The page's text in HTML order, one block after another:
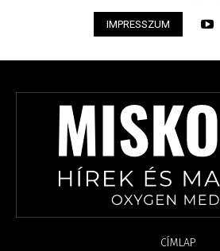
IMPRESSZUM
CÍMLAP